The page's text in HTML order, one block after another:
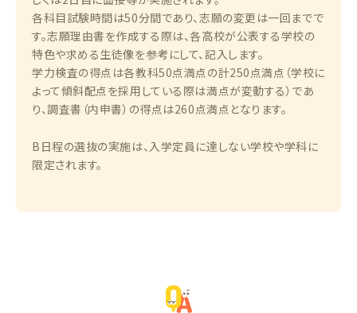
各科目試験時間は50分間であり、志願の変更は一回までで
す。志願理由書を作成する際は、各高校が公表する学校の
特色や求める生徒像を参考にして、記入します。
学力検査の得点は各教科50点満点の計250点満点（学校に
よって傾斜配点を採用している際は満点が変動する）であ
り、調査書（内申書）の得点は260点満点となります。
B日程の選抜の実施は、入学定員に達しない学校や学科に
限定されます。